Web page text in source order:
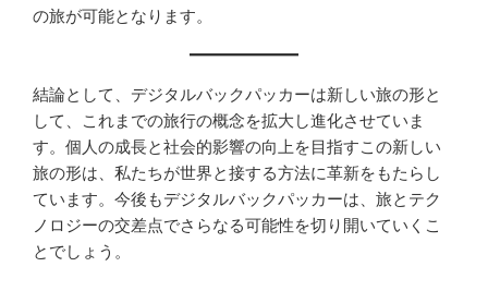
の旅が可能となります。
結論として、デジタルバックパッカーは新しい旅の形と
して、これまでの旅行の概念を拡大し進化させていま
す。個人の成長と社会的影響の向上を目指すこの新しい
旅の形は、私たちが世界と接する方法に革新をもたらし
ています。今後もデジタルバックパッカーは、旅とテク
ノロジーの交差点でさらなる可能性を切り開いていくこ
とでしょう。